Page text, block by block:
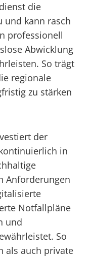
die
und kann rasch
professionell
Abwicklung
So trägt
regionale
zu stärken
der
in
Anforderungen
Notfallpläne
und
So
als auch private